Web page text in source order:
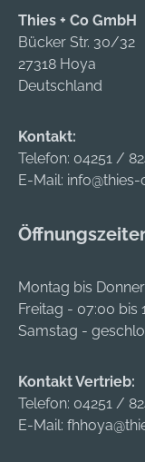
Thies + Co GmbH
Bücker Str. 30/32
27318 Hoya
Deutschland
Kontakt:
Telefon: 04251 /
E-Mail:
Montag bis
Freitag - 07:00 bis
Samstag -
Kontakt Vertrieb:
Telefon: 04251 /
E-Mail: